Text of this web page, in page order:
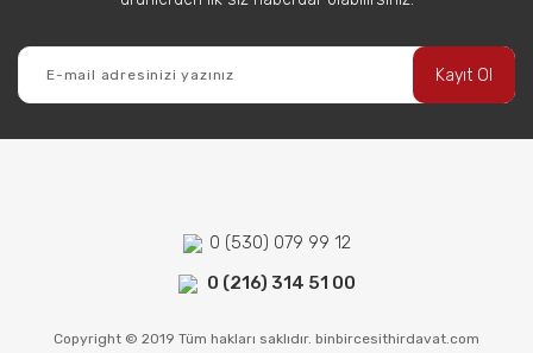
Kayıt Ol
0 (530) 079 99 12
0 (216) 314 51 00
Copyright © 2019 Tüm hakları saklıdır. binbircesithirdavat.com